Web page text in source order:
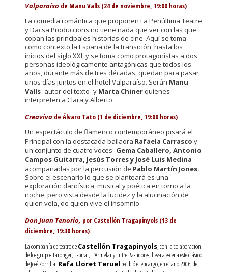
Valparaíso de Manu Valls (24 de noviembre, 19:00 horas)
La comedia romántica que proponen La Penúltima Teatre
y Dacsa Produccions no tiene nada que ver con las que
copan las principales historias de cine. Aquí se toma
como contexto la España de la transición, hasta los
inicios del siglo XXI, y se toma como protagonistas a dos
personas ideológicamente antagónicas que todos los
años, durante más de tres décadas, quedan para pasar
unos días juntos en el hotel Valparaíso. Serán Manu
Valls-autor del texto- y Marta Chiner quienes
interpreten a Clara y Alberto.
Creaviva de Álvaro Tato (1 de diciembre, 19:00 horas)
Un espectáculo de flamenco contemporáneo pisará el
Principal con la destacada bailaora Rafaela Carrasco y
un conjunto de cuatro voces -Gema Caballero, Antonio
Campos Guitarra, Jesús Torres y José Luis Medina-
acompañadas por la percusión de Pablo Martín Jones.
Sobre el escenario lo que se planteará es una
exploración dancística, musical y poética en torno a la
noche, pero vista desde la lucidez y la alucinación de
quien vela, de quien vive el insomnio.
Don Juan Tenorio, por Castellón Tragapinyols (13 de
diciembre, 19:30 horas)
La compañía de teatro deCastellón Tragapinyols, con la colaboración
de los grupos Taronger, Espiral, L’Armelar y Entre Bastidores, lleva a escena este clásico
de José Zorrilla. Rafa Lloret Teruel recibió el encargo, en el año 2006, de